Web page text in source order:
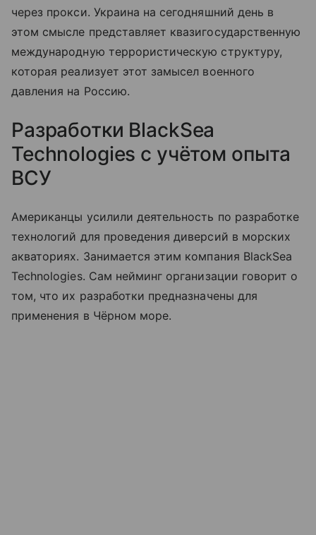
через прокси. Украина на сегодняшний день в
этом смысле представляет квазигосударственную
международную террористическую структуру,
которая реализует этот замысел военного
давления на Россию.
Разработки BlackSea
Technologies с учётом опыта
ВСУ
Американцы усилили деятельность по разработке
технологий для проведения диверсий в морских
акваториях. Занимается этим компания BlackSea
Technologies. Сам нейминг организации говорит о
том, что их разработки предназначены для
применения в Чёрном море.